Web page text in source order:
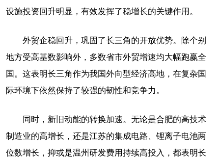
设施投资回升明显，有效发挥了稳增长的关键作用。
外贸企稳回升，巩固了长三角的开放优势。除个别
地方受高基数影响外，多数省市外贸增速均大幅跑赢全
国。这表明长三角作为我国外向型经济高地，在复杂国
际环境下依然保持了较强的韧性和竞争力。
同时，新旧动能的转换加速。无论是合肥的高技术
制造业的高增长，还是江苏的集成电路、锂离子电池两
位数增长，抑或是温州研发费用持续高投入，都表明长